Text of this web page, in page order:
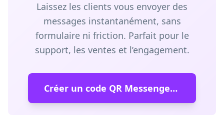
Laissez les clients vous envoyer des
messages instantanément, sans
formulaire ni friction. Parfait pour le
support, les ventes et l’engagement.
Créer un code QR Messenger gratuit